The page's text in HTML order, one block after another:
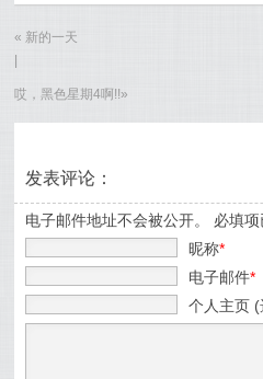
« 新的一天
哎，黑色星期4啊!!»
发表评论：
电子邮件地址不会被公开。 必填
昵称*
电子邮件*
个人主页 (